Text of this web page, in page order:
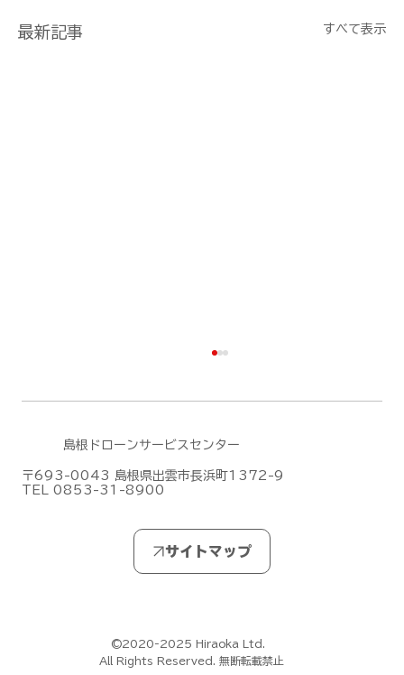
最新記事 すべて表示
DJIがMic Mini シリーズの新作「DJI
©2020-2025 Hiraoka Ltd.
All Rights Reserved. 無断転載禁止
島根ドローンサービスセンター
〒693-0043 島根県出雲市長浜町1372-9
TEL 0853-31-8900